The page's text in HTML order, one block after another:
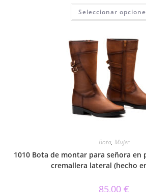
Seleccionar
Bota, Mujer
1010 Bota de montar para señora en
cremallera lateral (hecho
85,00 €